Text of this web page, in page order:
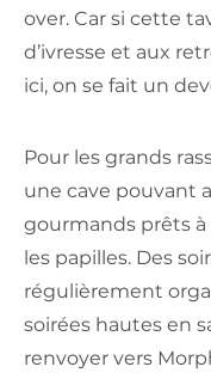
over. Car si cette
d’ivresse et aux
ici, on se fait un
Pour les grands
une cave pouvant
gourmands prêts à
les papilles. Des
régulièrement
soirées hautes en
renvoyer vers